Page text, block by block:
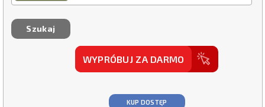
WYPRÓBUJ ZA DARMO
KUP DOSTĘP